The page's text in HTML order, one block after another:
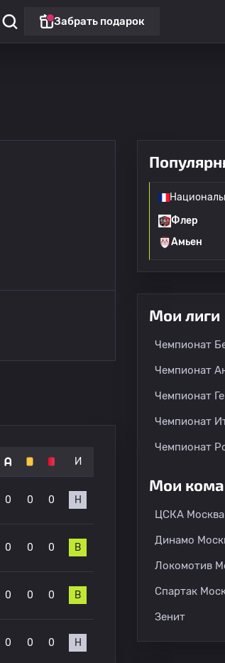
Забрать подарок
И
0 0 0 Н
0 0 0 В
0 0 0 В
0 0 0 Н
Флер
Амьен
Мои лиги
Чемпионат
Чемпионат
Чемпионат
Чемпионат
Чемпионат
Мои
ЦСКА Москва
Динамо
Локомотив
Спартак
Зенит